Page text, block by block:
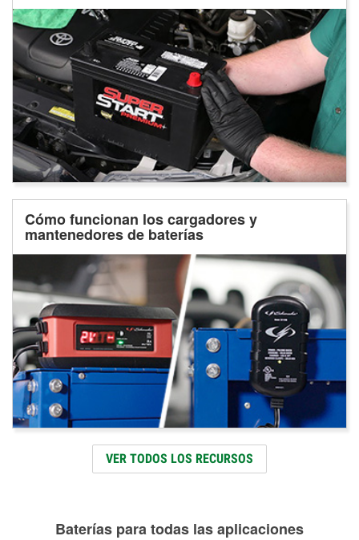
Cómo funcionan los cargadores y
mantenedores de baterías
VER TODOS LOS RECURSOS
Baterías para todas las aplicaciones